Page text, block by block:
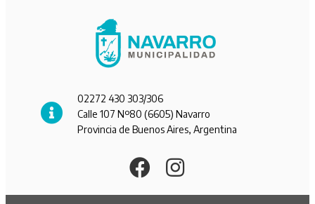
02272 430 303/306
Calle 107 Nº80 (6605) Navarro
Provincia de Buenos Aires, Argentina